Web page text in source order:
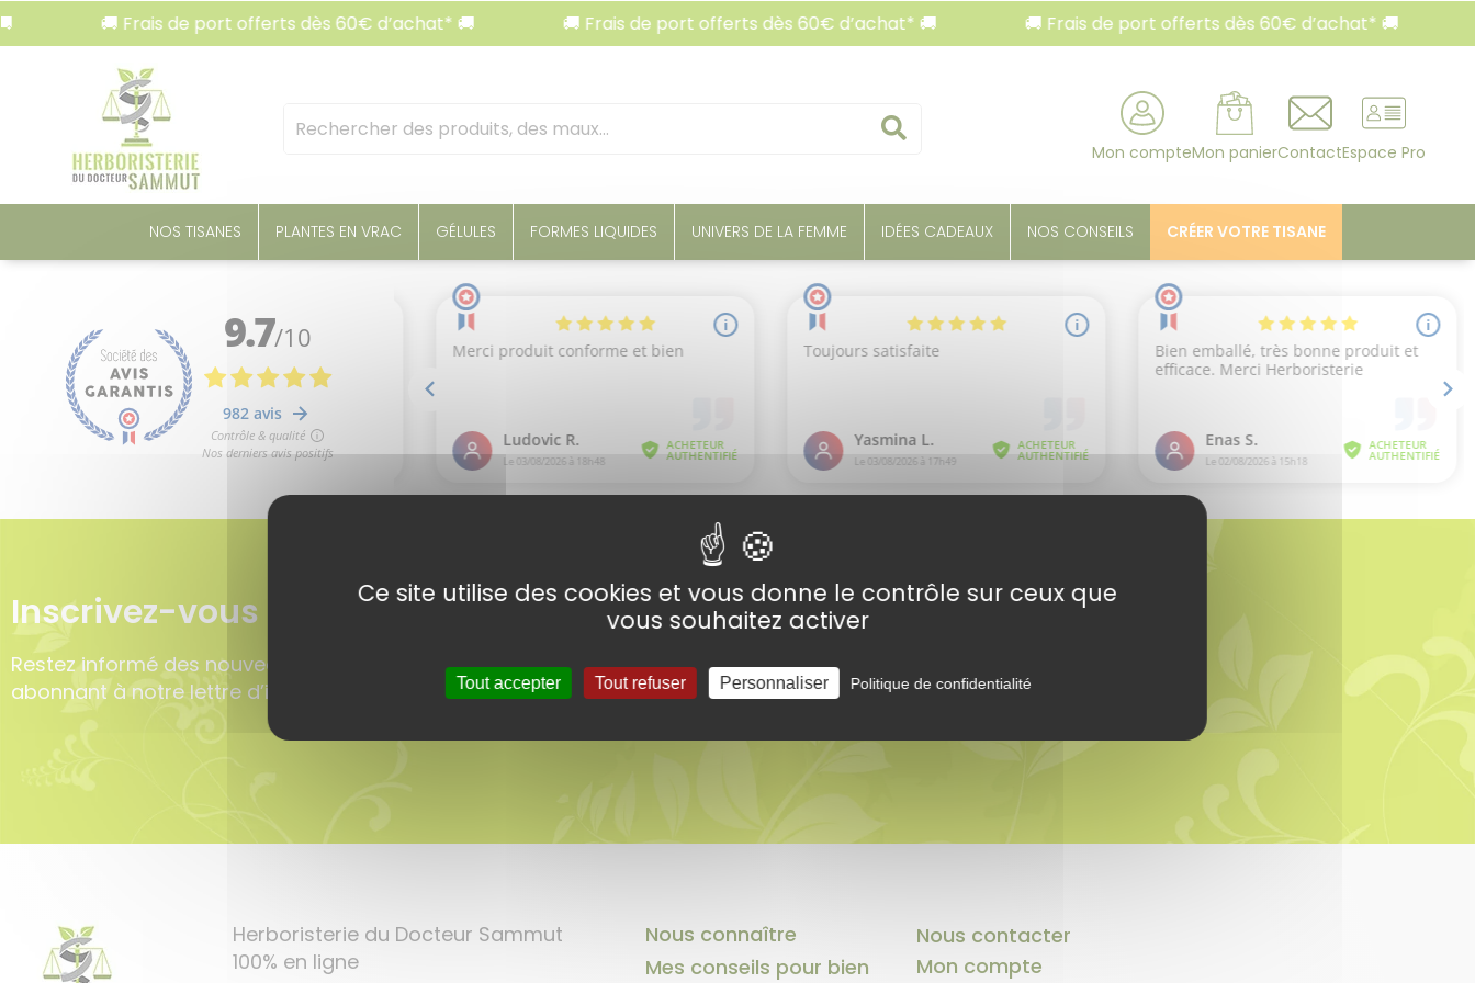
🚚 Frais de port offerts dès 60€ d’achat* 🚚 🚚 Frais de port offerts dès 60€ d’achat* 🚚 🚚 Frais de port offerts dès 60€ d’achat* 🚚
Mots
clés
Mon compteMon panierContactEspace Pro
NOS TISANES PLANTES EN VRAC GÉLULES FORMES LIQUIDES UNIVERS DE LA FEMME IDÉES CADEAUX NOS CONSEILS CRÉER VOTRE TISANE
Inscrivez-vous à l'Herbonews !
Restez informé des nouveautés, de nos derniers conseils en vous
abonnant à notre lettre d’informations.
Herboristerie du Docteur Sammut
100% en ligne
Nous connaître
Mes conseils pour bien
Nous contacter
Mon compte
Panneau de gestion des cookies
Ce site utilise des cookies et vous donne le contrôle sur ceux que
vous souhaitez activer
Tout accepter Tout refuser Personnaliser Politique de confidentialité